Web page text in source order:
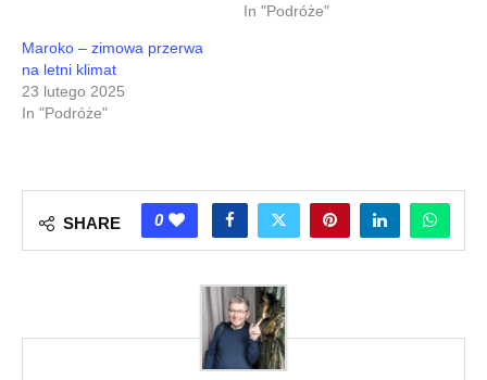
In "Podróże"
Maroko – zimowa przerwa
na letni klimat
23 lutego 2025
In "Podróże"
SHARE 0